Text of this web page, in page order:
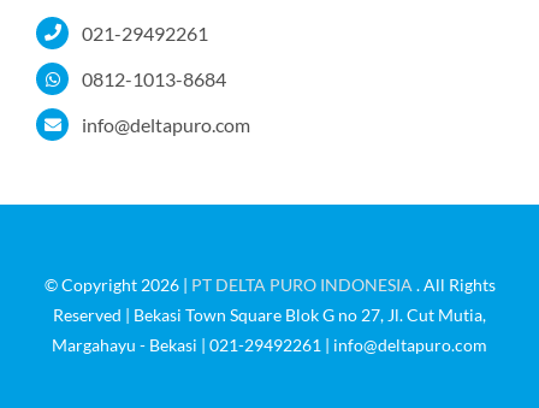
Portofolio
Kontak
021-29492261
0812-1013-8684
info@deltapuro.com
© Copyright 2026 | PT DELTA PURO INDONESIA . All Rights
Reserved | Bekasi Town Square Blok G no 27, Jl. Cut Mutia,
Margahayu - Bekasi | 021-29492261 | info@deltapuro.com